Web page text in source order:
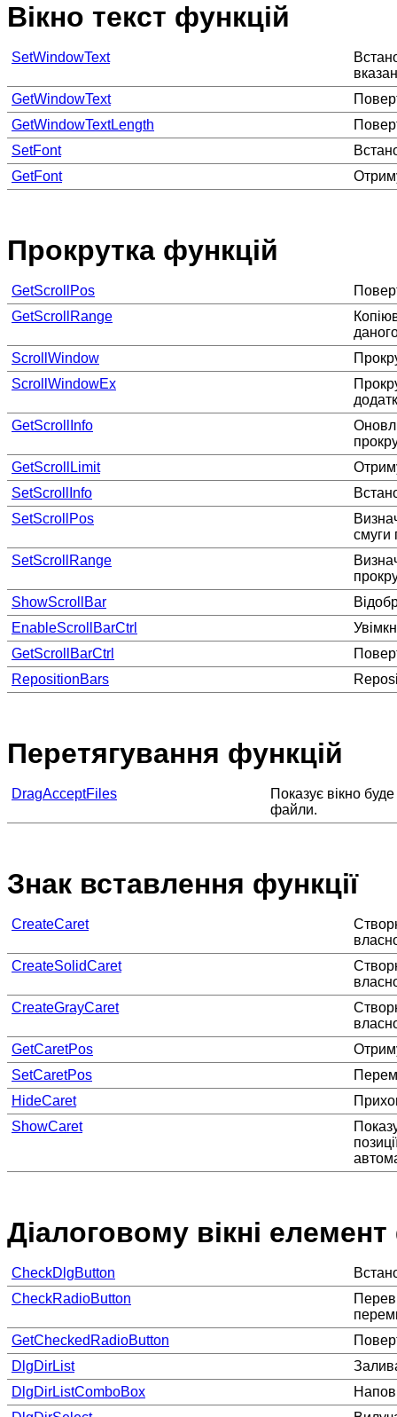
Вікно текст функцій
SetWindowText
GetWindowText
GetWindowTextLength
SetFont
GetFont
Прокрутка функцій
GetScrollPos
GetScrollRange
ScrollWindow
ScrollWindowEx
GetScrollInfo
GetScrollLimit
SetScrollInfo
SetScrollPos
смуги
SetScrollRange
ShowScrollBar
EnableScrollBarCtrl
GetScrollBarCtrl
RepositionBars
Перетягування функцій
DragAcceptFiles
Показує вікно
файли.
Знак вставлення функції
CreateCaret
CreateSolidCaret
CreateGrayCaret
GetCaretPos
SetCaretPos
HideCaret
ShowCaret
Діалоговому вікні
CheckDlgButton
CheckRadioButton
GetCheckedRadioButton
DlgDirList
DlgDirListComboBox